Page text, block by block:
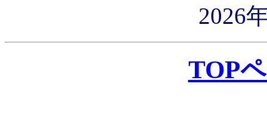
2026
TOP